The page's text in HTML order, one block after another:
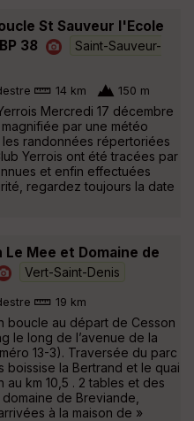
St Sauveur l'Ecole
38
Saint-Sauveur-
14 km 150 m
Mercredi 17 décembre
par une météo
randonnées répertoriées
Yerrois ont été tracées par
et enfin effectuées
regardez toujours la date
Le Mee et Domaine de
Vert-Saint-Denis
19 km
boucle au départ de Cesson
le long de l’avenue de la
13-3). Traversée du parc
la Bertrand et le quai
au km 10,5 . 2 tables et des
de Breviande,
à la maison de »